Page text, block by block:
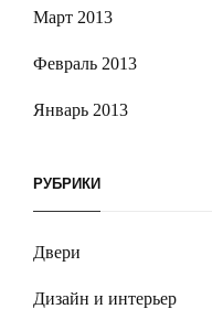
Март 2013
Февраль 2013
Январь 2013
РУБРИКИ
Двери
Дизайн и интерьер